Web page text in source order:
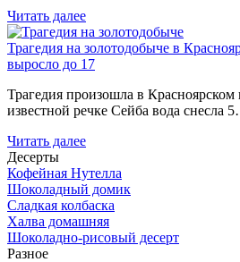
Читать далее
Трагедия на золотодобыче в
выросло до 17
Трагедия произошла в Красноярском
известной речке Сейба вода снесла
Читать далее
Десерты
Кофейная Нутелла
Шоколадный домик
Сладкая колбаска
Халва домашняя
Шоколадно-рисовый десерт
Разное